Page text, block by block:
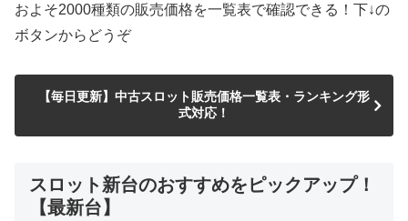
およそ2000種類の販売価格を一覧表で確認できる！下↓の
ボタンからどうぞ
【毎日更新】中古スロット販売価格一覧表・ランキング形
式対応！
スロット新台のおすすめをピックアップ！
【最新台】